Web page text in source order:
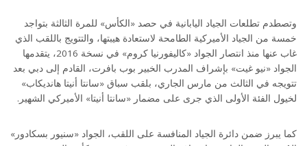
وتصطدم تطلعات الجياد اليابانية في حصد «الكأس» للمرة الثالثة بتواجد
خمسة من الجياد الأميركية الطامحة لاستعادة هيبتها، والتتويج باللقب الذي
غاب عنها منذ انتصار الجواد «كاليفورنيا كروم» في نسخة 2016، يتقدمها
الجواد «نيو غيت» بإشراف المدرب الخبير بوب بافرت، القادم إلى دبي بعد
تتويجه في الثالث من مارس الجاري، بلقب سباق «سانتا أنيتا هانديكاب»
لخيول الفئة الأولى الذي جرى على مضمار «سانتا أنيتا» الأميركي الشهير.
كما يبرز ضمن دائرة الجياد المنافسة على اللقب، الجواد «سنيور بسكادور»